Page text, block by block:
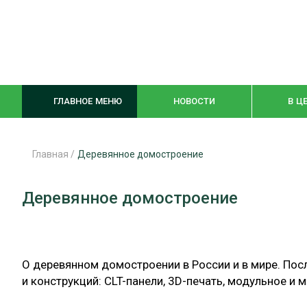
ГЛАВНОЕ МЕНЮ НОВОСТИ В
ЦИФРОВАЯ СРЕДА
БИОЭНЕРГЕТИКА СОРТИРОВКА
Главная / Деревянное домостроение
Деревянное домостроение
О деревянном домостроении в России и в мире.
и конструкций: CLT-панели, 3D-печать, модульное и